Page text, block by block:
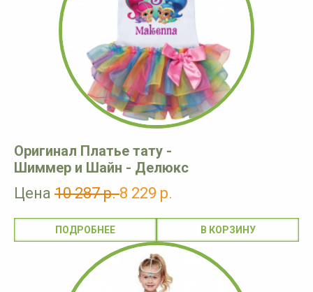
Оригинал Платье тату -
Шиммер и Шайн - Делюкс
Цена 10 287 р.8 229 р.
ПОДРОБНЕЕ